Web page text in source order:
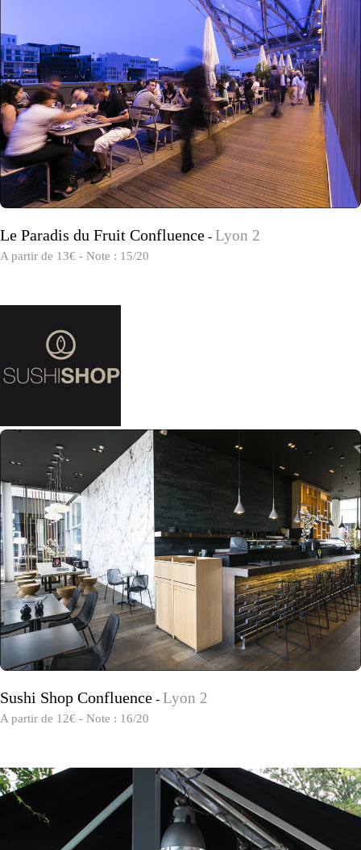
Le Paradis du Fruit Confluence - Lyon 2
A partir de 13€ - Note : 15/20
Sushi Shop Confluence - Lyon 2
A partir de 12€ - Note : 16/20